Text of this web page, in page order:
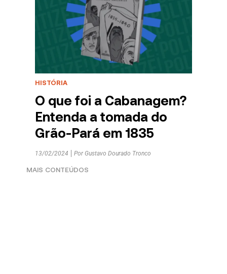
HISTÓRIA
O que foi a Cabanagem?
Entenda a tomada do
Grão-Pará em 1835
13/02/2024 Por Gustavo Dourado Tronco